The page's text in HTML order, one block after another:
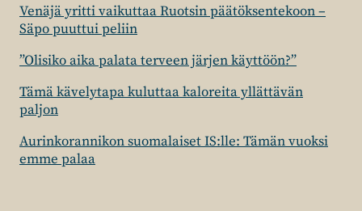
Venäjä yritti vaikuttaa Ruotsin päätöksentekoon –
Säpo puuttui peliin
”Olisiko aika palata terveen järjen käyttöön?”
Tämä kävelytapa kuluttaa kaloreita yllättävän
paljon
Aurinkorannikon suomalaiset IS:lle: Tämän vuoksi
emme palaa